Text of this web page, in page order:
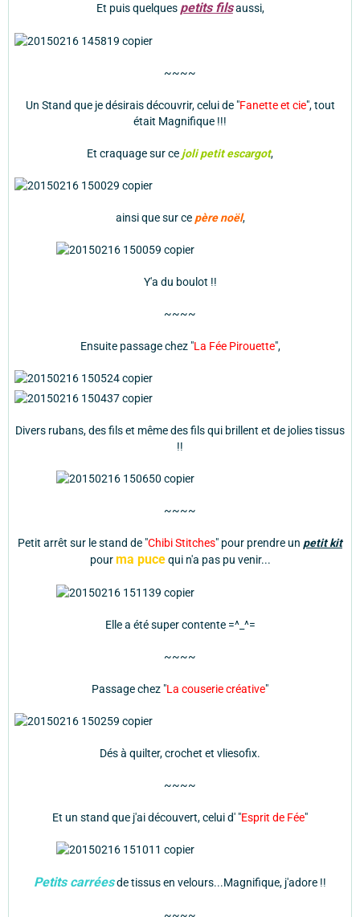
Et puis quelques petits filsaussi,
~~~~
Un Stand que je désirais découvrir, celui de "Fanette et cie", tout
était Magnifique !!!
Et craquage sur ce joli petit escargot,
ainsi que sur ce père noël,
Y'a du boulot !!
~~~~
Ensuite passage chez "La Fée Pirouette",
Divers rubans, des fils et même des fils qui brillent et de jolies tissus
!!
~~~~
Petit arrêt sur le stand de "Chibi Stitches" pour prendre un petit kit
pourma pucequi n'a pas pu venir...
Elle a été super contente =^_^=
~~~~
Passage chez "La couserie créative"
Dés à quilter, crochet et vliesofix.
~~~~
Et un stand que j'ai découvert, celui d' "Esprit de Fée"
Petits carréesde tissus en velours...Magnifique, j'adore !!